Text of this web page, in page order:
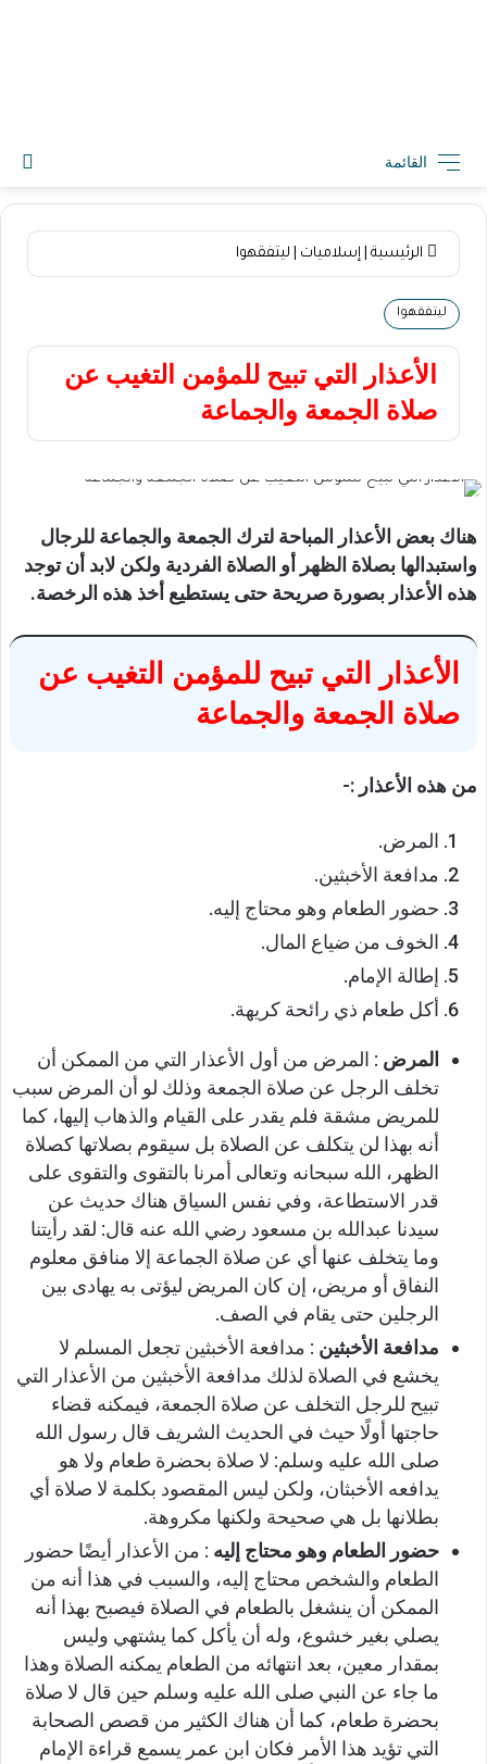
القائمة
الرئيسية إسلاميات ليتفقهوا
ليتفقهوا
الأعذار التي تبيح للمؤمن التغيب عن
صلاة الجمعة والجماعة
هناك بعض الأعذار المباحة لترك الجمعة والجماعة للرجال
واستبدالها بصلاة الظهر أو الصلاة الفردية ولكن لابد أن توجد
هذه الأعذار بصورة صريحة حتى يستطيع أخذ هذه الرخصة.
الأعذار التي تبيح للمؤمن التغيب عن
صلاة الجمعة والجماعة
من هذه الأعذار :-
المرض.
مدافعة الأخبثين.
حضور الطعام وهو محتاج إليه.
الخوف من ضياع المال.
إطالة الإمام.
أكل طعام ذي رائحة كريهة.
المرض : المرض من أول الأعذار التي من الممكن أن
تخلف الرجل عن صلاة الجمعة وذلك لو أن المرض سبب
للمريض مشقة فلم يقدر على القيام والذهاب إليها، كما
أنه بهذا لن يتكلف عن الصلاة بل سيقوم بصلاتها كصلاة
الظهر، الله سبحانه وتعالى أمرنا بالتقوى والتقوى على
قدر الاستطاعة، وفي نفس السياق هناك حديث عن
سيدنا عبدالله بن مسعود رضي الله عنه قال: لقد رأيتنا
وما يتخلف عنها أي عن صلاة الجماعة إلا منافق معلوم
النفاق أو مريض، إن كان المريض ليؤتى به يهادى بين
الرجلين حتى يقام في الصف.
مدافعة الأخبثين : مدافعة الأخبثين تجعل المسلم لا
يخشع في الصلاة لذلك مدافعة الأخبثين من الأعذار التي
تبيح للرجل التخلف عن صلاة الجمعة، فيمكنه قضاء
حاجتها أولًا حيث في الحديث الشريف قال رسول الله
صلى الله عليه وسلم: لا صلاة بحضرة طعام ولا هو
يدافعه الأخبثان، ولكن ليس المقصود بكلمة لا صلاة أي
بطلانها بل هي صحيحة ولكنها مكروهة.
حضور الطعام وهو محتاج إليه : من الأعذار أيضًا حضور
الطعام والشخص محتاج إليه، والسبب في هذا أنه من
الممكن أن ينشغل بالطعام في الصلاة فيصبح بهذا أنه
يصلي بغير خشوع، وله أن يأكل كما يشتهي وليس
بمقدار معين، بعد انتهائه من الطعام يمكنه الصلاة وهذا
ما جاء عن النبي صلى الله عليه وسلم حين قال لا صلاة
بحضرة طعام، كما أن هناك الكثير من قصص الصحابة
التي تؤيد هذا الأمر فكان ابن عمر يسمع قراءة الإمام